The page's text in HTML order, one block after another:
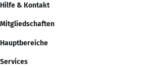
Hilfe & Kontakt
Mitgliedschaften
Hauptbereiche
Services